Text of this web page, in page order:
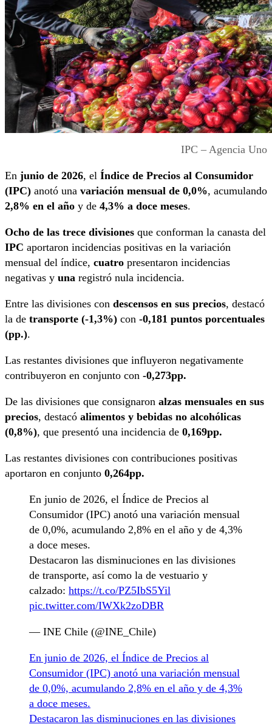
IPC – Agencia Uno
En junio de 2026, el Índice de Precios al Consumidor
(IPC) anotó una variación mensual de 0,0%, acumulando
2,8% en el año y de 4,3% a doce meses.
Ocho de las trece divisiones que conforman la canasta del
IPC aportaron incidencias positivas en la variación
mensual del índice, cuatro presentaron incidencias
negativas y una registró nula incidencia.
Entre las divisiones con descensos en sus precios, destacó
la de transporte (-1,3%) con -0,181 puntos porcentuales
(pp.).
Las restantes divisiones que influyeron negativamente
contribuyeron en conjunto con -0,273pp.
De las divisiones que consignaron alzas mensuales en sus
precios, destacó alimentos y bebidas no alcohólicas
(0,8%), que presentó una incidencia de 0,169pp.
Las restantes divisiones con contribuciones positivas
aportaron en conjunto 0,264pp.
En junio de 2026, el Índice de Precios al
Consumidor (IPC) anotó una variación mensual
de 0,0%, acumulando 2,8% en el año y de 4,3%
a doce meses.
Destacaron las disminuciones en las divisiones
de transporte, así como la de vestuario y
calzado: https://t.co/PZ5IbS5Yil
pic.twitter.com/IWXk2zoDBR
— INE Chile (@INE_Chile)
En junio de 2026, el Índice de Precios al
Consumidor (IPC) anotó una variación mensual
de 0,0%, acumulando 2,8% en el año y de 4,3%
a doce meses.
Destacaron las disminuciones en las divisiones